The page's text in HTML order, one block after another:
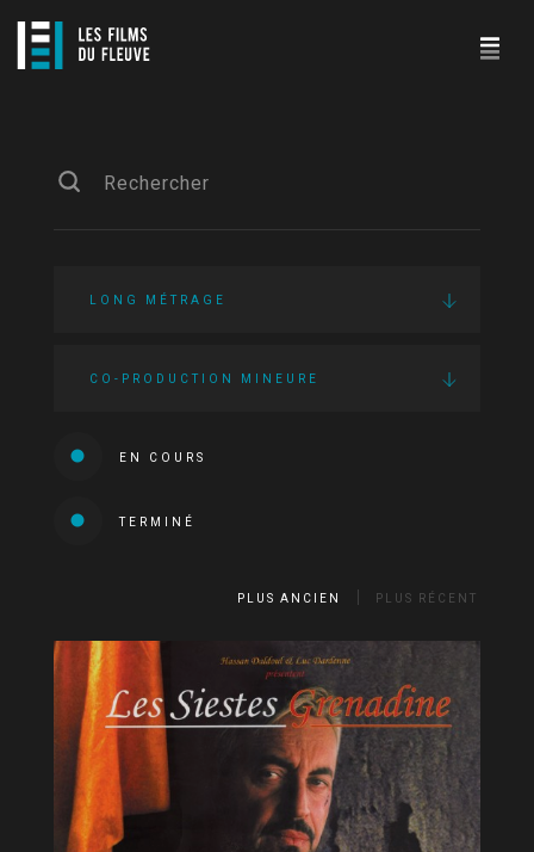
LONG MÉTRAGE
CO-PRODUCTION MINEURE
EN COURS
TERMINÉ
PLUS ANCIEN PLUS RÉCENT